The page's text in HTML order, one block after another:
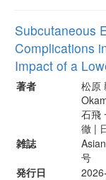
Subcutaneous
Complications
Impact of a
著者
松原
石飛
徹 |
雑誌
号
発行日